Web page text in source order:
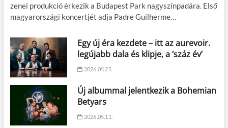
zenei produkció érkezik a Budapest Park nagyszínpadára. Első
magyarországi koncertjét adja Padre Guilherme…
Egy új éra kezdete – itt az aurevoir.
legújabb dala és klipje, a ‘száz év’
2026.05.25.
Új albummal jelentkezik a Bohemian
Betyars
2026.05.11.